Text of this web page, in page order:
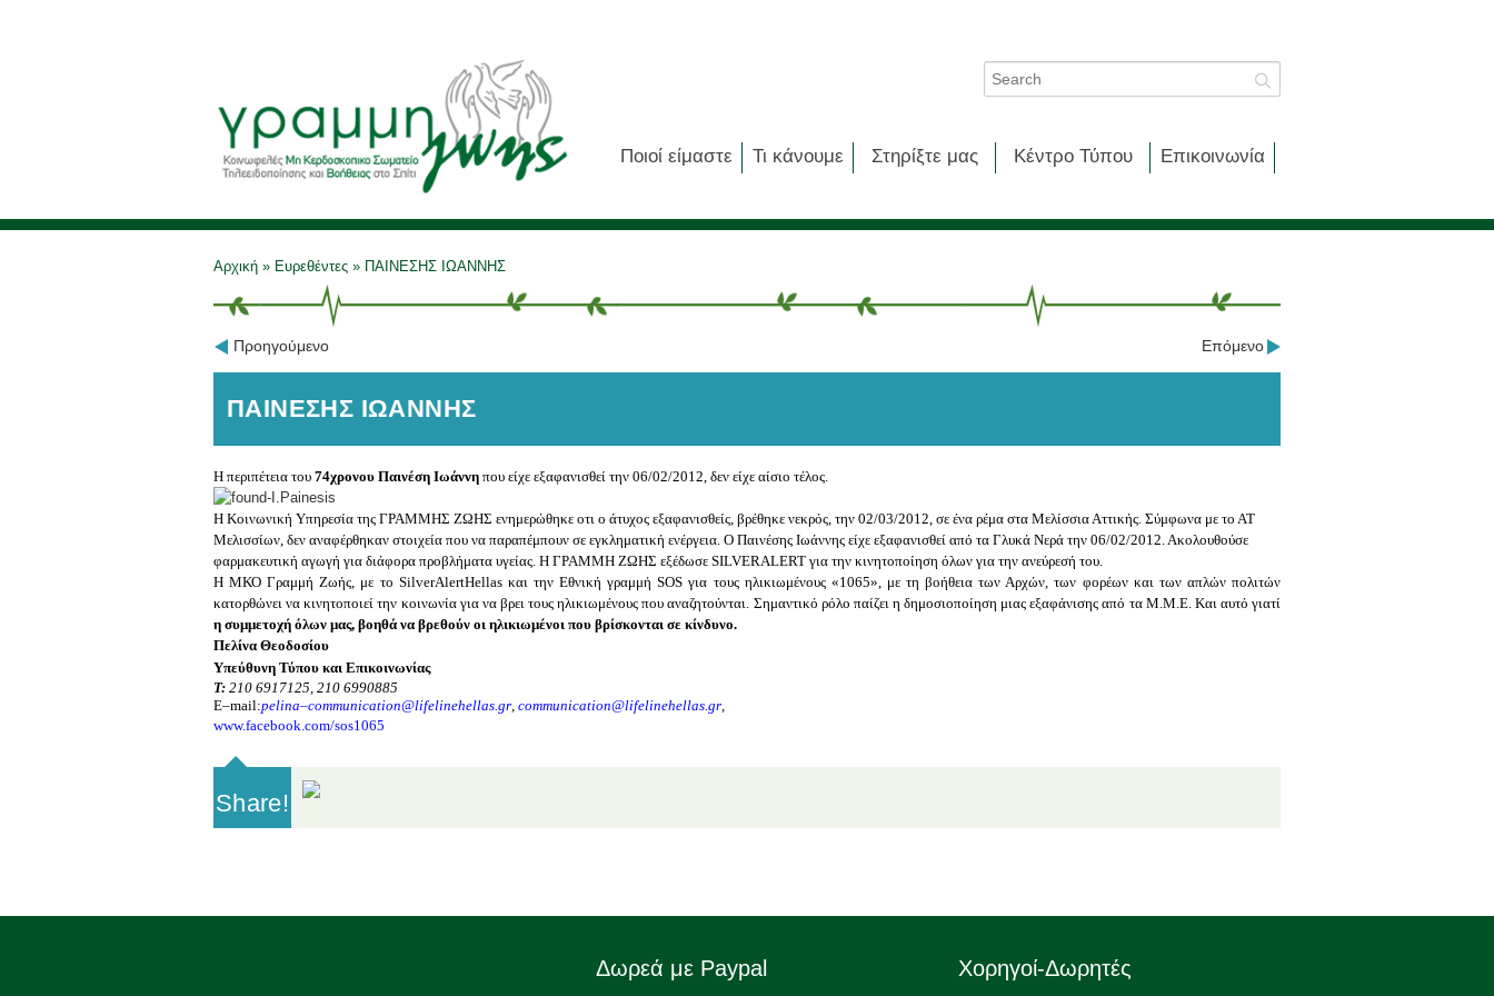
Ποιοί είμαστε Τι κάνουμε Στηρίξτε μας Κέντρο Τύπου Επικοινωνία
Αρχική » Ευρεθέντες » ΠΑΙΝΕΣΗΣ ΙΩΑΝΝΗΣ
Προηγούμενο Επόμενο
ΠΑΙΝΕΣΗΣ ΙΩΑΝΝΗΣ
Η περιπέτεια του 74χρονου Παινέση Ιωάννη που είχε εξαφανισθεί την 06/02/2012, δεν είχε αίσιο τέλος.
Η Κοινωνική Υπηρεσία της ΓΡΑΜΜΗΣ ΖΩΗΣ ενημερώθηκε οτι ο άτυχος εξαφανισθείς, βρέθηκε νεκρός, την 02/03/2012, σε ένα ρέμα στα Μελίσσια Αττικής. Σύμφωνα με το ΑΤ
Μελισσίων, δεν αναφέρθηκαν στοιχεία που να παραπέμπουν σε εγκληματική ενέργεια. Ο Παινέσης Ιωάννης είχε εξαφανισθεί από τα Γλυκά Νερά την 06/02/2012. Ακολουθούσε
φαρμακευτική αγωγή για διάφορα προβλήματα υγείας. Η ΓΡΑΜΜΗ ΖΩΗΣ εξέδωσε SILVERALERT για την κινητοποίηση όλων για την ανεύρεσή του.
Η ΜΚΟ Γραμμή Ζωής, με το SilverAlertHellasκαι την Εθνική γραμμήSOS για τους ηλικιωμένους «1065», με τη βοήθεια των Αρχών, των φορέων και των απλών πολιτών
κατορθώνει να κινητοποιεί την κοινωνία για να βρει τους ηλικιωμένους που αναζητούνται. Σημαντικό ρόλο παίζει η δημοσιοποίηση μιας εξαφάνισης από τα Μ.Μ.Ε. Και αυτό γιατί
η συμμετοχή όλων μας, βοηθά να βρεθούν οι ηλικιωμένοι που βρίσκονται σε κίνδυνο.
Πελίνα Θεοδοσίου
Υπεύθυνη Τύπου και Επικοινωνίας
Τ: 210 6917125, 210 6990885
E–mail:pelina–communication@lifelinehellas.gr, communication@lifelinehellas.gr,
www.facebook.com/sos1065
Share!
Δωρεά με Paypal Χορηγοί-Δωρητές